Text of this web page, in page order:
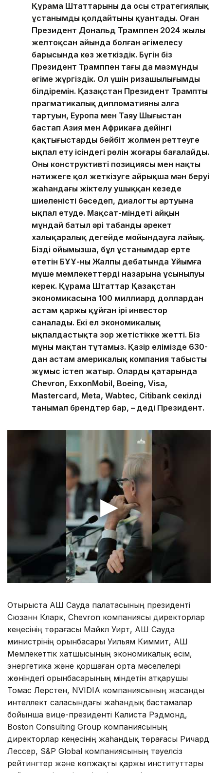
Құрама Штаттарының да осы стратегиялық
ұстанымды қолдайтыны қуантады. Оған
Президент Дональд Трамппен 2024 жылы
желтоқсан айында болған әңгімелесу
барысында көз жеткіздік. Бүгін біз
Президент Трамппен тағы да мазмұнды
әңгіме жүргіздік. Ол үшін ризашылығымды
білдіремін. Қазақстан Президент Трамптың
прагматикалық дипломатияны алға
тартуын, Еуропа мен Таяу Шығыстан
бастап Азия мен Африкаға дейінгі
қақтығыстарды бейбіт жолмен реттеуге
ықпал ету ісіндегі рөлін жоғары бағалайды.
Оның конструктивті позициясы мен нақты
нәтижеге қол жеткізуге айрықша мән беруі
жаһандағы жіктелу ушыққан кезеңде
шиеленістің бәсеңдеп, диалогтың артуына
ықпал етуде. Мақсат-міндеті айқын
мұндай батыл әрі табанды әрекет
халықаралық деңгейде мойындауға лайық.
Біздің ойымызша, бұл ұстанымдар ертең
өтетін БҰҰ-ның Жалпы дебатында Ұйымға
мүше мемлекеттердің назарына ұсынылуы
керек. Құрама Штаттар Қазақстан
экономикасына 100 миллиард доллардан
астам қаржы құйған ірі инвестор
саналады. Екі ел экономикалық
ықпалдастықта зор жетістікке жетті. Біз
мұны мақтан тұтамыз. Қазір елімізде 630-
дан астам америкалық компания табысты
жұмыс істеп жатыр. Олардың қатарында
Chevron, ExxonMobil, Boeing, Visa,
Mastercard, Meta, Wabtec, Citibank секілді
танымал брендтер бар, – деді Президент.
Отырыста АҚШ Сауда палатасының президенті
Сюзанн Кларк, Chevron компаниясы директорлар
кеңесінің төрағасы Майкл Уирт, АҚШ Сауда
министрінің орынбасары Уильям Киммит, АҚШ
Мемлекеттік хатшысының экономикалық өсім,
энергетика және қоршаған орта мәселелері
жөніндегі орынбасарының міндетін атқарушы
Томас Лерстен, NVIDIA компаниясының жасанды
интеллект саласындағы жаһандық бастамалар
бойынша вице-президенті Калиста Рэдмонд,
Boston Consulting Group компаниясының
директорлар кеңесінің жаһандық төрағасы Ричард
Лессер, S&P Global компаниясының тәуелсіз
рейтингтер және көпжақты қаржы институттары